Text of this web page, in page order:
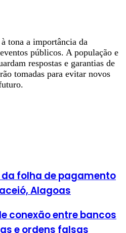
tona a importância da
públicos. A população e
respostas e garantias de
tomadas para evitar novos
da folha de pagamento
Alagoas
conexão entre bancos
e ordens falsas